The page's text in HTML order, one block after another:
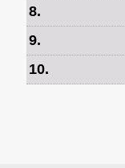
8.
9.
10.